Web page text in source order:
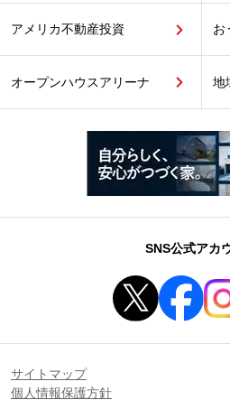
アメリカ不動産投資 お
オープンハウスアリーナ 地
SNS公式アカ
サイトマップ
個人情報保護方針